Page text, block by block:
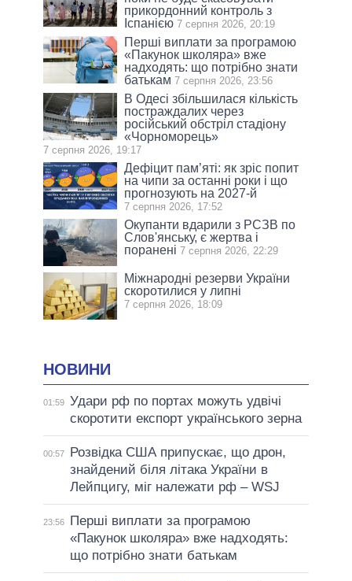
прикордонний контроль з
Іспанією 7 серпня 2026, 20:19
Перші виплати за програмою
«Пакунок школяра» вже
надходять: що потрібно знати
батькам 7 серпня 2026, 23:56
В Одесі збільшилася кількість
постраждалих через
російський обстріл стадіону
«Чорноморець»
7 серпня 2026, 19:17
Дефіцит пам’яті: як зріс попит
на чипи за останні роки і що
прогнозують на 2027-й
7 серпня 2026, 17:52
Окупанти вдарили з РСЗВ по
Слов'янську, є жертва і
поранені 7 серпня 2026, 22:29
Міжнародні резерви України
скоротилися у липні
7 серпня 2026, 18:09
НОВИНИ
01:59 Удари рф по портах можуть удвічі
скоротити експорт українського зерна
00:57
Розвідка США припускає, що дрон,
знайдений біля літака України в
Лейпцигу, міг належати рф – WSJ
23:56
Перші виплати за програмою
«Пакунок школяра» вже надходять:
що потрібно знати батькам